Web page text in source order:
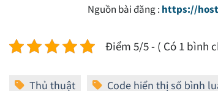
Nguồn bài đăng : https://
Điểm 5/5 - ( Có 1 bình